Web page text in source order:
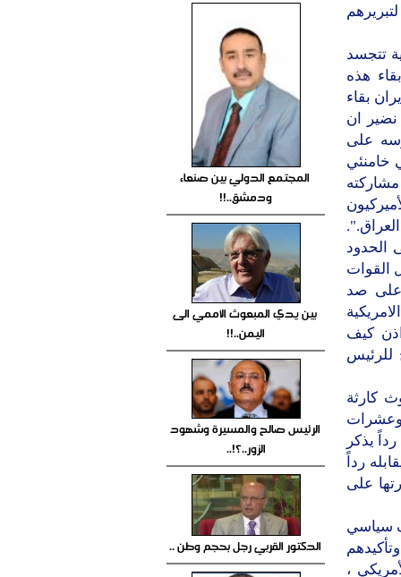
تتجسد
هذه
بقاء
نضير ان
على
خامنئي
مشاركته
الحدود
القوات
على صد
اذن كيف
للرئيس
كارثة
وعشرات
يذكر
رداً
على
سياسي
،
المجتمع الدولي بين صنعاء
ودمشق..!!
بين يدي المبعوث الأممي الى
اليمن..!!
الرئيس صالح والمسيرة وشهود
الزور..؟!..
الدكتور القربي رجل بحجم وطن ..